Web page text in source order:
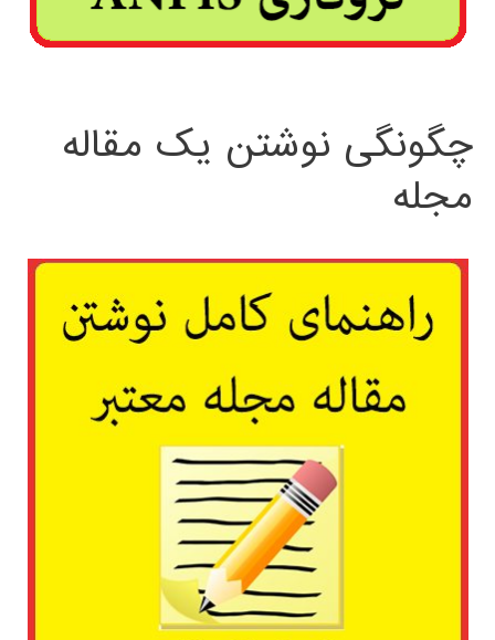
چگونگی نوشتن یک مقاله
مجله